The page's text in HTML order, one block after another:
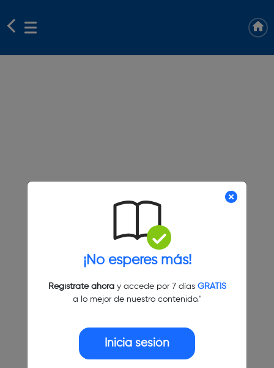
¡No esperes más!
Regístrate ahoray accede por 7 días GRATIS
a lo mejor de nuestro contenido."
Inicia sesión